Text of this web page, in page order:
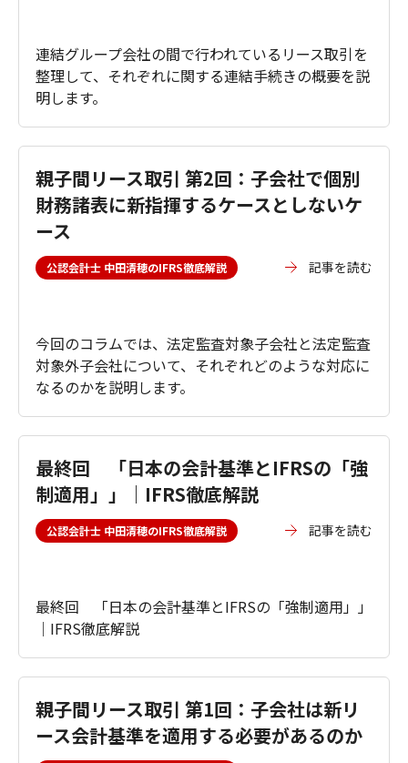
連結グループ会社の間で行われているリース取引を
整理して、それぞれに関する連結手続きの概要を説
明します。
親子間リース取引 第2回：子会社で個別
財務諸表に新指揮するケースとしないケ
ース
公認会計士 中田清穂のIFRS徹底解説 記事を読む
今回のコラムでは、法定監査対象子会社と法定監査
対象外子会社について、それぞれどのような対応に
なるのかを説明します。
最終回 「日本の会計基準とIFRSの「強
制適用」」｜IFRS徹底解説
公認会計士 中田清穂のIFRS徹底解説 記事を読む
最終回 「日本の会計基準とIFRSの「強制適用」」
｜IFRS徹底解説
親子間リース取引 第1回：子会社は新リ
ース会計基準を適用する必要があるのか